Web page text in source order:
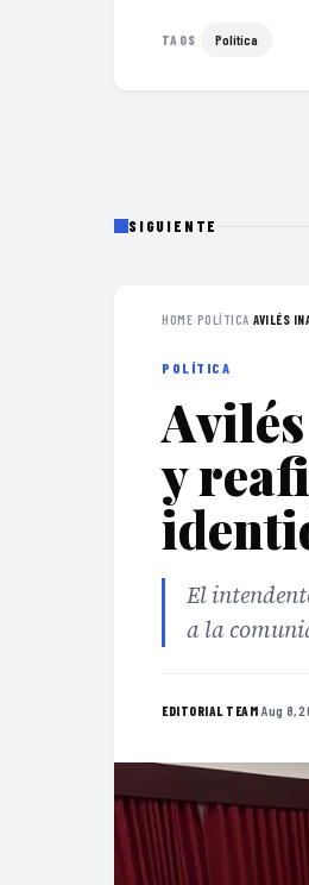
TAGS Política
SIGUIENTE
HOME›POLÍTICA›AVILÉS
POLÍTICA
y
El
a la
EDITORIAL TEAM·Aug 8,